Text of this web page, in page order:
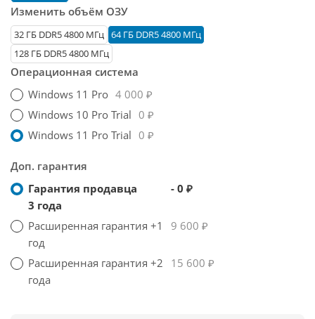
Изменить объём ОЗУ
32 ГБ DDR5 4800 МГц 64 ГБ DDR5 4800 МГц
128 ГБ DDR5 4800 МГц
Операционная система
Windows 11 Pro 4 000 ₽
Windows 10 Pro Trial 0 ₽
Windows 11 Pro Trial 0 ₽
Доп. гарантия
Гарантия продавца
3 года
- 0 ₽
Расширенная гарантия +1
год
9 600 ₽
Расширенная гарантия +2
года
15 600 ₽